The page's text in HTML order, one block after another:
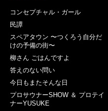
コンセプチャル・ガール
民譚
スペアタウン 〜つくろう自分だ
けの予備の街〜
柳さん ごはんですよ
答えのない問い
今日もまたそんな日
プロサウナーSHOW ＆ プロテイ
ナーYUSUKE